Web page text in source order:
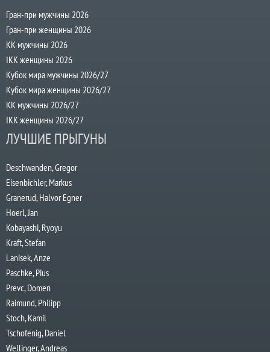
Гран-при мужчины 2026
Гран-при женщины 2026
КК мужчины 2026
IKK женщины 2026
Кубок мира мужчины 2026/27
Кубок мира женщины 2026/27
КК мужчины 2026/27
IKK женщины 2026/27
ЛУЧШИЕ ПРЫГУНЫ
Deschwanden, Gregor
Eisenbichler, Markus
Granerud, Halvor Egner
Hoerl, Jan
Kobayashi, Ryoyu
Kraft, Stefan
Lanisek, Anze
Paschke, Pius
Prevc, Domen
Raimund, Philipp
Stoch, Kamil
Tschofenig, Daniel
Wellinger, Andreas